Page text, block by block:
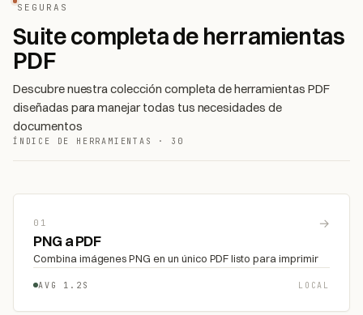
SEGURAS
Suite completa de herramientas
PDF
Descubre nuestra colección completa de herramientas PDF
diseñadas para manejar todas tus necesidades de
documentos
ÍNDICE DE HERRAMIENTAS · 30
01 →
PNG a PDF
Combina imágenes PNG en un único PDF listo para imprimir
AVG 1.2S LOCAL